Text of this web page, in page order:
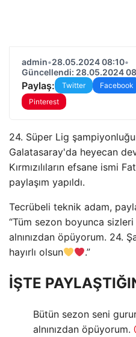
admin•28.05.2024 08:10•
Güncellendi: 28.05.2024
Paylaş: Twitter Facebook
Pinterest
24. Süper Lig
Galatasaray'da heyecan
Kırmızılıların efsane ismi
paylaşım yapıldı.
Tecrübeli teknik adam,
“Tüm sezon boyunca
alnınızdan öpüyorum. 24.
hayırlı olsun
.”
İŞTE
Bütün sezon seni
alnınızdan öpüyorum.